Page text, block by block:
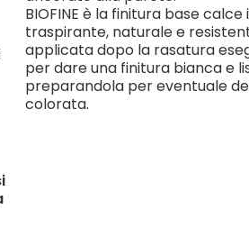
BIOFINE è la finitura base
traspirante, naturale e
applicata dopo la rasatura
per dare una finitura bianca e
preparandola per eventuale
colorata.